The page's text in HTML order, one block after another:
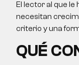
El lector al que
necesitan
criterio y una
QUÉ